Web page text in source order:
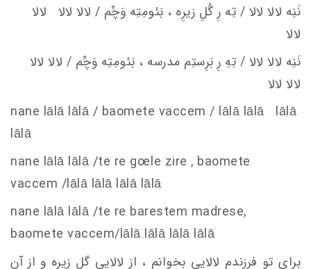
نَنِه لالا لالا / تِه رِ گُلِ زيرِه ، بَئومِتِه وَچِّم / لالا لالا لالا
لالا
نَنِه لالا لالا / تِهِ رِ بَرِستِم مدرسه ، بَئومِتِه وَچِّم / لالا لالا
لالا لالا
nane lālā lālā / baomete vaccem / lālā lālā lālā
lālā
nane lālā lālā /te re goele zire , baomete
vaccem /lālā lālā lālā lālā
nane lālā lālā /te re barestem madrese,
baomete vaccem/lālā lālā lālā lālā
برای تو فرزندم لالایی بخوانم ، از لالایی گل زیره و از آن